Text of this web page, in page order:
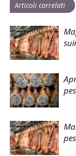
Articoli correlati